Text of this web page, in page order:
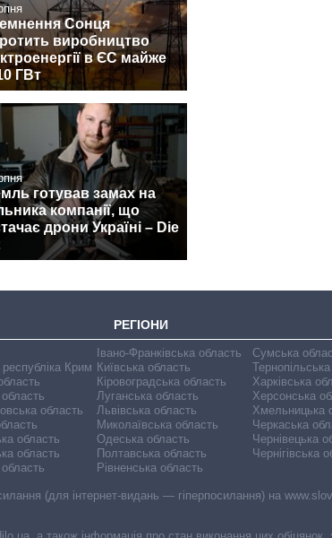
Сонця
виробництво
в ЄС майже
ГВт
готував замах на
компанії, що
дрони Україні – Die
РЕГІОНИ
Крим
область
область
область
Івано-Франківська область
Київська область
Кіровоградська область
Луганська область
Львівська область
Миколаївська область
Одеська область
Полтавська область
Рівненська область
Сумська
Харківська
Херсонська
Хмельницька
Черкаська
Чернівецька
Чернігівська
(для інтернет-видань — гіперпосилання) на